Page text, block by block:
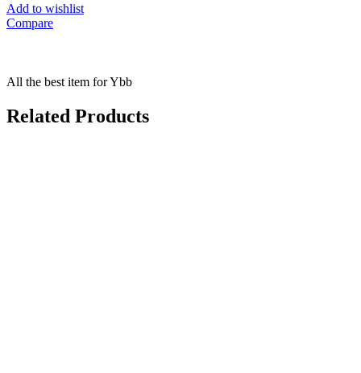
Add to wishlist
Compare
All the best item for Ybb
Related Products